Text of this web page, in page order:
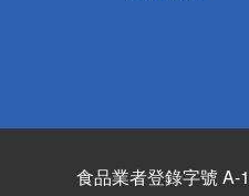
食品業者登錄字號 A-